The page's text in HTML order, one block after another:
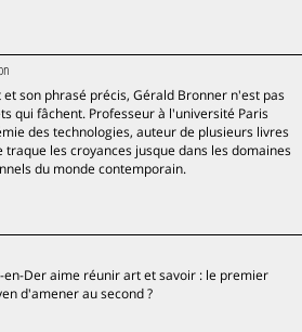
son phrasé précis, Gérald Bronner n'est pas
qui fâchent. Professeur à l'université Paris
des technologies, auteur de plusieurs livres
traque les croyances jusque dans les domaines
du monde contemporain.
Der aime réunir art et savoir : le premier
d'amener au second ?